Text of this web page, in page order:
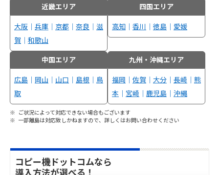
近畿エリア
大阪 ｜ 兵庫 ｜ 京都 ｜ 奈良 ｜ 滋
賀 ｜ 和歌山
四国エリア
高知 ｜ 香川 ｜ 徳島 ｜ 愛媛
中国エリア
広島 ｜ 岡山 ｜ 山口 ｜ 島根 ｜ 鳥
取
九州・沖縄エリア
福岡 ｜ 佐賀 ｜ 大分 ｜ 長崎 ｜ 熊
本 ｜ 宮崎 ｜ 鹿児島 ｜ 沖縄
ご状況によって対応できない場合もございます
一部離島は対応致しかねますので、詳しくはお問い合わせください
コピー機ドットコムなら
導入方法が選べる！